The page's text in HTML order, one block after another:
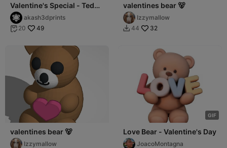
Valentine's Special - Teddy
Bear Love
akash3dprints
 20 49
valentines bear 🐻
Izzymallow
 44 32
valentines bear 🐻
Izzymallow
GIF
Love Bear - Valentine's Day
JoacoMontagna